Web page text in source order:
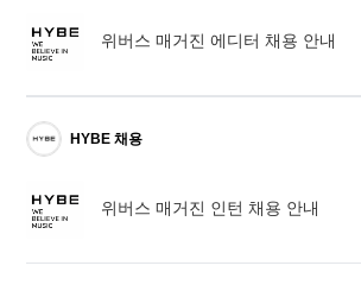
위버스 매거진 에디터 채용 안내
HYBE 채용
위버스 매거진 인턴 채용 안내